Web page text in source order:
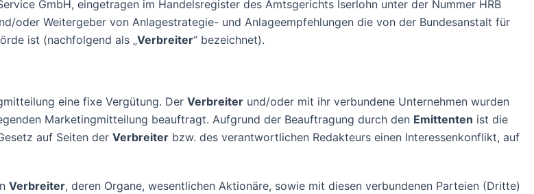
GmbH, eingetragen im Handelsregister des Amtsgerichts Iserlohn unter der Nummer HRB
oder Weitergeber von Anlagestrategie- und Anlageempfehlungen die von der Bundesanstalt für
ist (nachfolgend als „Verbreiter“ bezeichnet).
eine fixe Vergütung. Der Verbreiter und/oder mit ihr verbundene Unternehmen wurden
Marketingmitteilung beauftragt. Aufgrund der Beauftragung durch den Emittenten ist die
auf Seiten der Verbreiter bzw. des verantwortlichen Redakteurs einen Interessenkonflikt, auf
Verbreiter, deren Organe, wesentlichen Aktionäre, sowie mit diesen verbundenen Parteien (Dritte)